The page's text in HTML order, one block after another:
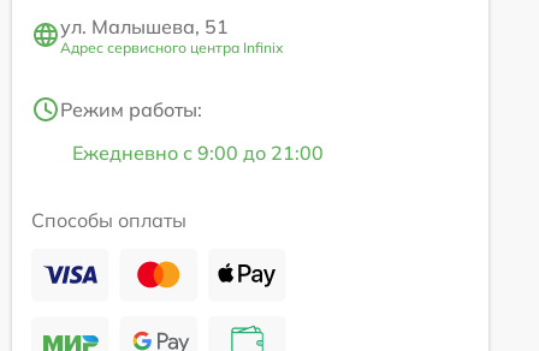
ул. Малышева, 51
Адрес сервисного центра Infinix
Режим работы:
Ежедневно с 9:00 до 21:00
Способы оплаты